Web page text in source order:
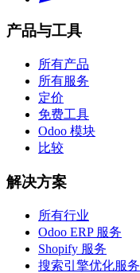
产品与工具
所有产品
所有服务
定价
免费工具
Odoo 模块
比较
解决方案
所有行业
Odoo ERP 服务
Shopify 服务
搜索引擎优化服务